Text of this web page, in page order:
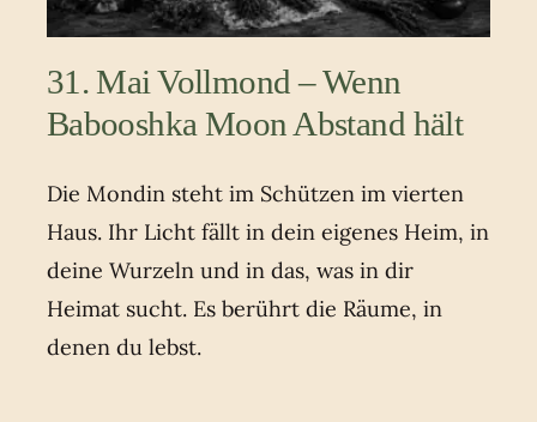
31. Mai Vollmond – Wenn
Babooshka Moon Abstand hält
Die Mondin steht im Schützen im vierten
Haus. Ihr Licht fällt in dein eigenes Heim, in
deine Wurzeln und in das, was in dir
Heimat sucht. Es berührt die Räume, in
denen du lebst.